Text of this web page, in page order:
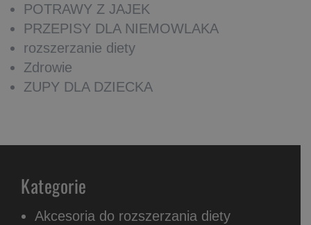
POTRAWY Z JAJEK
PRZEPISY DLA NIEMOWLAKA
rozszerzanie diety
Zdrowie
ZUPY DLA DZIECKA
Kategorie
Akcesoria do rozszerzania diety